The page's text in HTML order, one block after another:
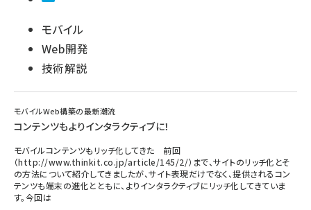
モバイル
Web開発
技術解説
モバイルWeb構築の最新潮流
コンテンツもよりインタラクティブに！
モバイルコンテンツもリッチ化してきた 前回
（http://www.thinkit.co.jp/article/145/2/）まで、サイトのリッチ化とそ
の方法について紹介してきましたが、サイト表現だけでなく、提供されるコン
テンツも端末の進化とともに、よりインタラクティブにリッチ化してきていま
す。今回は